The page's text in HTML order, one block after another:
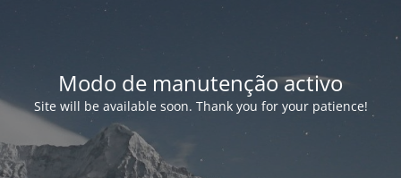
Modo de manutenção activo
Site will be available soon. Thank you for your patience!